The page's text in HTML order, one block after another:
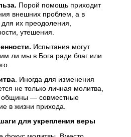
Порой помощь приходит
внешних проблем, а в
их преодоления,
утешения.
Испытания могут
ли мы в Бога ради благ или
. Иногда для изменения
не только личная молитва,
общины — совместные
в жизни прихода.
для укрепления веры